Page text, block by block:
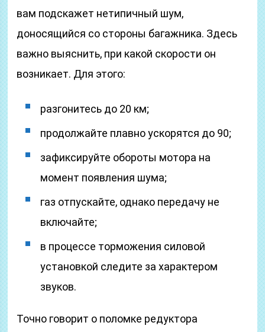
вам подскажет нетипичный шум,
доносящийся со стороны багажника. Здесь
важно выяснить, при какой скорости он
возникает. Для этого:
разгонитесь до 20 км;
продолжайте плавно ускорятся до 90;
зафиксируйте обороты мотора на
момент появления шума;
газ отпускайте, однако передачу не
включайте;
в процессе торможения силовой
установкой следите за характером
звуков.
Точно говорит о поломке редуктора